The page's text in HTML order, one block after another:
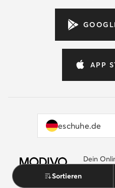
Sortieren
APP
eschuhe.de
by eschuhe.de
Dein